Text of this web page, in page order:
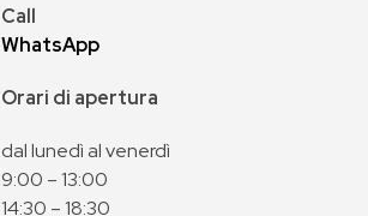
Call
WhatsApp
Orari di apertura
dal lunedì al venerdì
9:00 – 13:00
14:30 – 18:30